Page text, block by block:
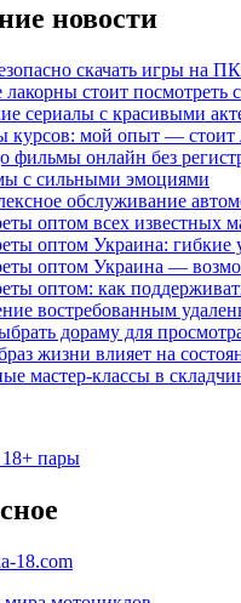
новости
скачать игры на
стоит посмотреть
сериалы с красивыми
курсов: мой опыт — стоит
фильмы онлайн без
с сильными эмоциями
обслуживание
оптом всех известных
оптом Украина: гибкие
оптом Украина —
оптом: как
востребованным
дораму для
жизни влияет на
мастер-классы в
18+ пары
18.com